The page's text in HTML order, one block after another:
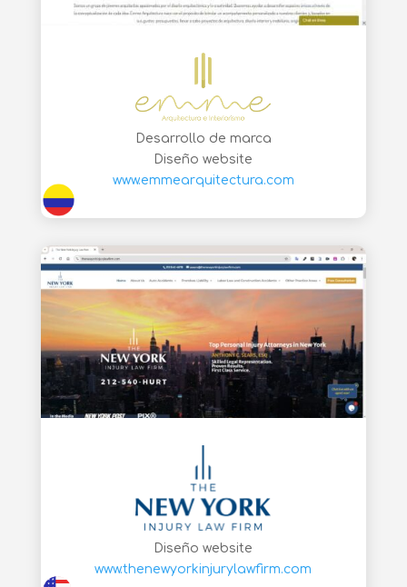
Desarrollo de marca
Diseño website
www.emmearquitectura.com
Diseño website
www.thenewyorkinjurylawfirm.com